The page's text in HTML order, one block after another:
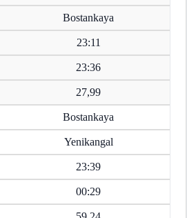
Bostankaya
23:11
23:36
27,99
Bostankaya
Yenikangal
23:39
00:29